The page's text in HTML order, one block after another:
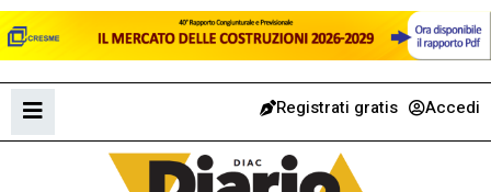
Registrati gratis Accedi